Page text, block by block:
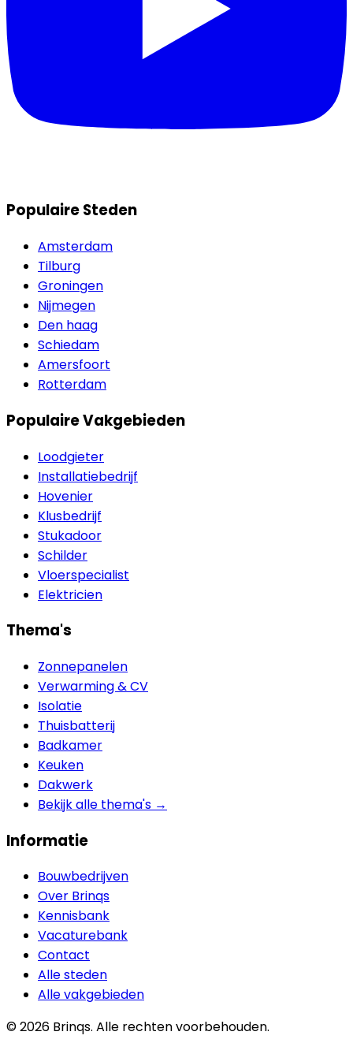
Populaire Steden
Amsterdam
Tilburg
Groningen
Nijmegen
Den haag
Schiedam
Amersfoort
Rotterdam
Populaire Vakgebieden
Loodgieter
Installatiebedrijf
Hovenier
Klusbedrijf
Stukadoor
Schilder
Vloerspecialist
Elektricien
Thema's
Zonnepanelen
Verwarming & CV
Isolatie
Thuisbatterij
Badkamer
Keuken
Dakwerk
Bekijk alle thema's →
Informatie
Bouwbedrijven
Over Brinqs
Kennisbank
Vacaturebank
Contact
Alle steden
Alle vakgebieden
©2026 Brinqs. Alle rechten voorbehouden.